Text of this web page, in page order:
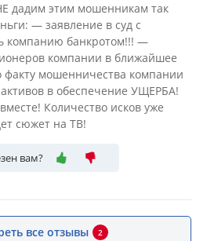
дадим этим мошенникам так
— заявление в суд с
компанию банкротом!!! —
компании в ближайшее
мошенничества компании
в обеспечение УЩЕРБА!
Количество исков уже
сюжет на ТВ!
вам?
все отзывы 2